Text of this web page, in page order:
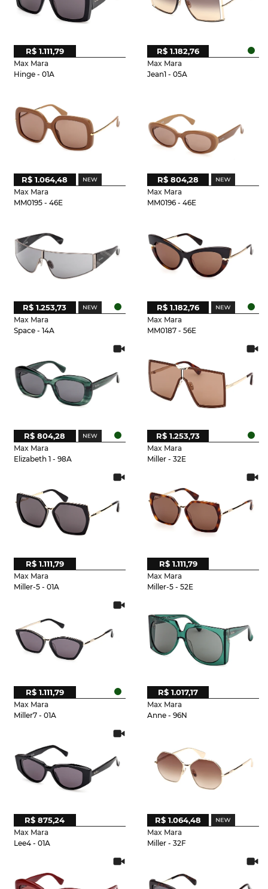
Max Mara
Hinge - 01A
R$ 1.111,79
Max Mara
Jean1 - 05A
R$ 1.182,76
Max Mara
MM0195 - 46E
R$ 1.064,48
Max Mara
MM0196 - 46E
R$ 804,28
Max Mara
Space - 14A
R$ 1.253,73
Max Mara
MM0187 - 56E
R$ 1.182,76
Max Mara
Elizabeth 1 - 98A
R$ 804,28
Max Mara
Miller - 32E
R$ 1.253,73
Max Mara
Miller-5 - 01A
R$ 1.111,79
Max Mara
Miller-5 - 52E
R$ 1.111,79
Max Mara
Miller7 - 01A
R$ 1.111,79
Max Mara
Anne - 96N
R$ 1.017,17
Max Mara
Lee4 - 01A
R$ 875,24
Max Mara
Miller - 32F
R$ 1.064,48